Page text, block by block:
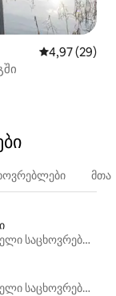
საშუალო
4,97 (29)
დასასვენებელი საცხოვრებლები
დასასვენებელი საცხოვრებლები